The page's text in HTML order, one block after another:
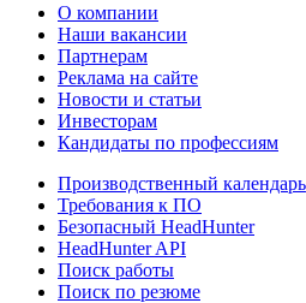
О компании
Наши вакансии
Партнерам
Реклама на сайте
Новости и статьи
Инвесторам
Кандидаты по профессиям
Производственный календарь
Требования к ПО
Безопасный HeadHunter
HeadHunter API
Поиск работы
Поиск по резюме